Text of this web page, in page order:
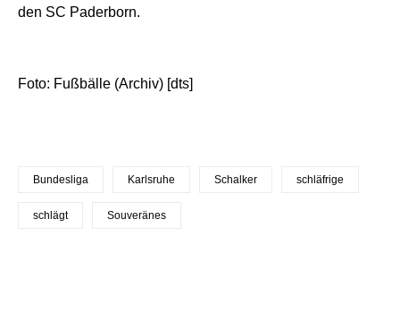
den SC Paderborn.
Foto: Fußbälle (Archiv) [dts]
Bundesliga Karlsruhe Schalker schläfrige
schlägt Souveränes